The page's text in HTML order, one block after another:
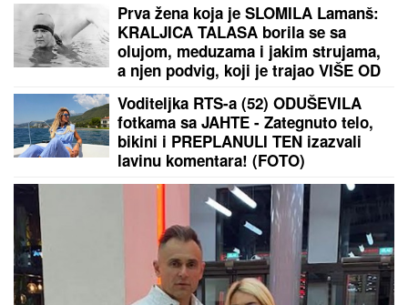
Prva žena koja je SLOMILA Lamanš:
KRALJICA TALASA borila se sa
olujom, meduzama i jakim strujama,
a njen podvig, koji je trajao VIŠE OD
Voditeljka RTS-a (52) ODUŠEVILA
fotkama sa JAHTE - Zategnuto telo,
bikini i PREPLANULI TEN izazvali
lavinu komentara! (FOTO)